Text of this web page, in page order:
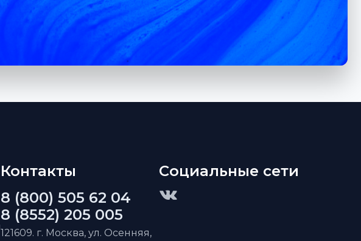
Контакты
8 (800) 505 62 04
8 (8552) 205 005
121609. г. Москва, ул. Осенняя,
Социальные сети